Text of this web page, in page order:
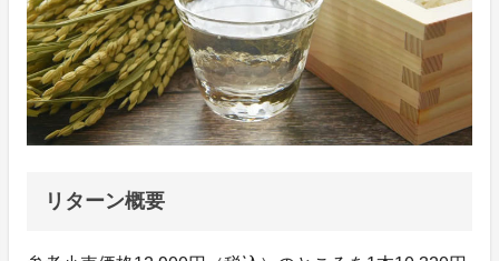
リターン概要